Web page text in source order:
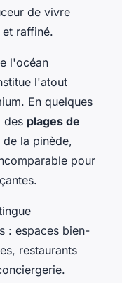
de vivre
raffiné.
l'océan
l'atout
En quelques
des plages de
la pinède,
pour
: espaces bien-
restaurants